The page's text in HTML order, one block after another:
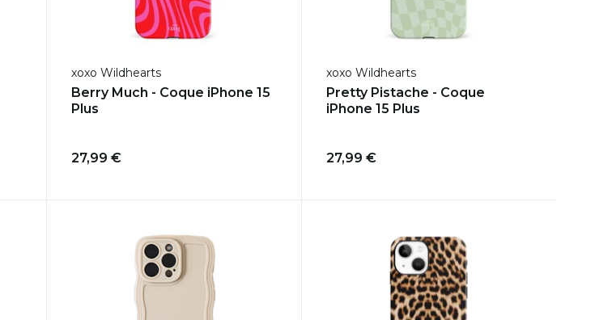
xoxo Wildhearts
Berry Much - Coque iPhone 15
Plus
27,99 €
xoxo Wildhearts
Pretty Pistache - Coque
iPhone 15 Plus
27,99 €